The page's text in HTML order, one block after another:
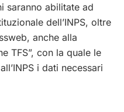
saranno abilitate ad
dell’INPS, oltre
anche alla
TFS”, con la quale le
i dati necessari